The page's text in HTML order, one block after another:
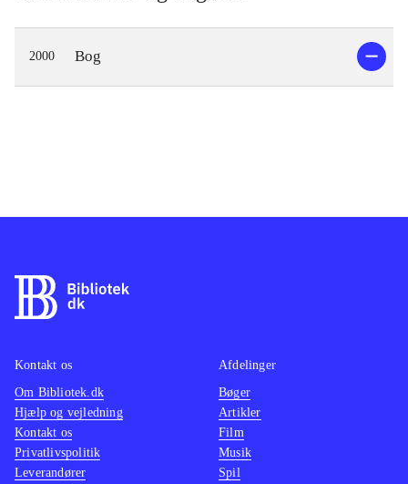
2000 Bog
Kontakt os
Om Bibliotek.dk
Hjælp og vejledning
Kontakt os
Privatlivspolitik
Leverandører
Afdelinger
Bøger
Artikler
Film
Musik
Spil